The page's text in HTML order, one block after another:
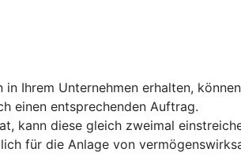
Ihrem Unternehmen erhalten,
einen entsprechenden Auftrag.
kann diese gleich zweimal
für die Anlage von